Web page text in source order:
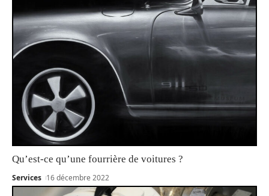
Qu’est-ce qu’une fourrière de voitures ?
Services 16 décembre 2022